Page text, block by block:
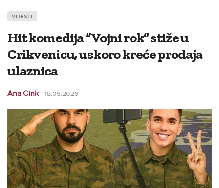
VIJESTI
Hit komedija “Vojni rok” stiže u
Crikvenicu, uskoro kreće prodaja
ulaznica
Ana Cink 18.05.2026